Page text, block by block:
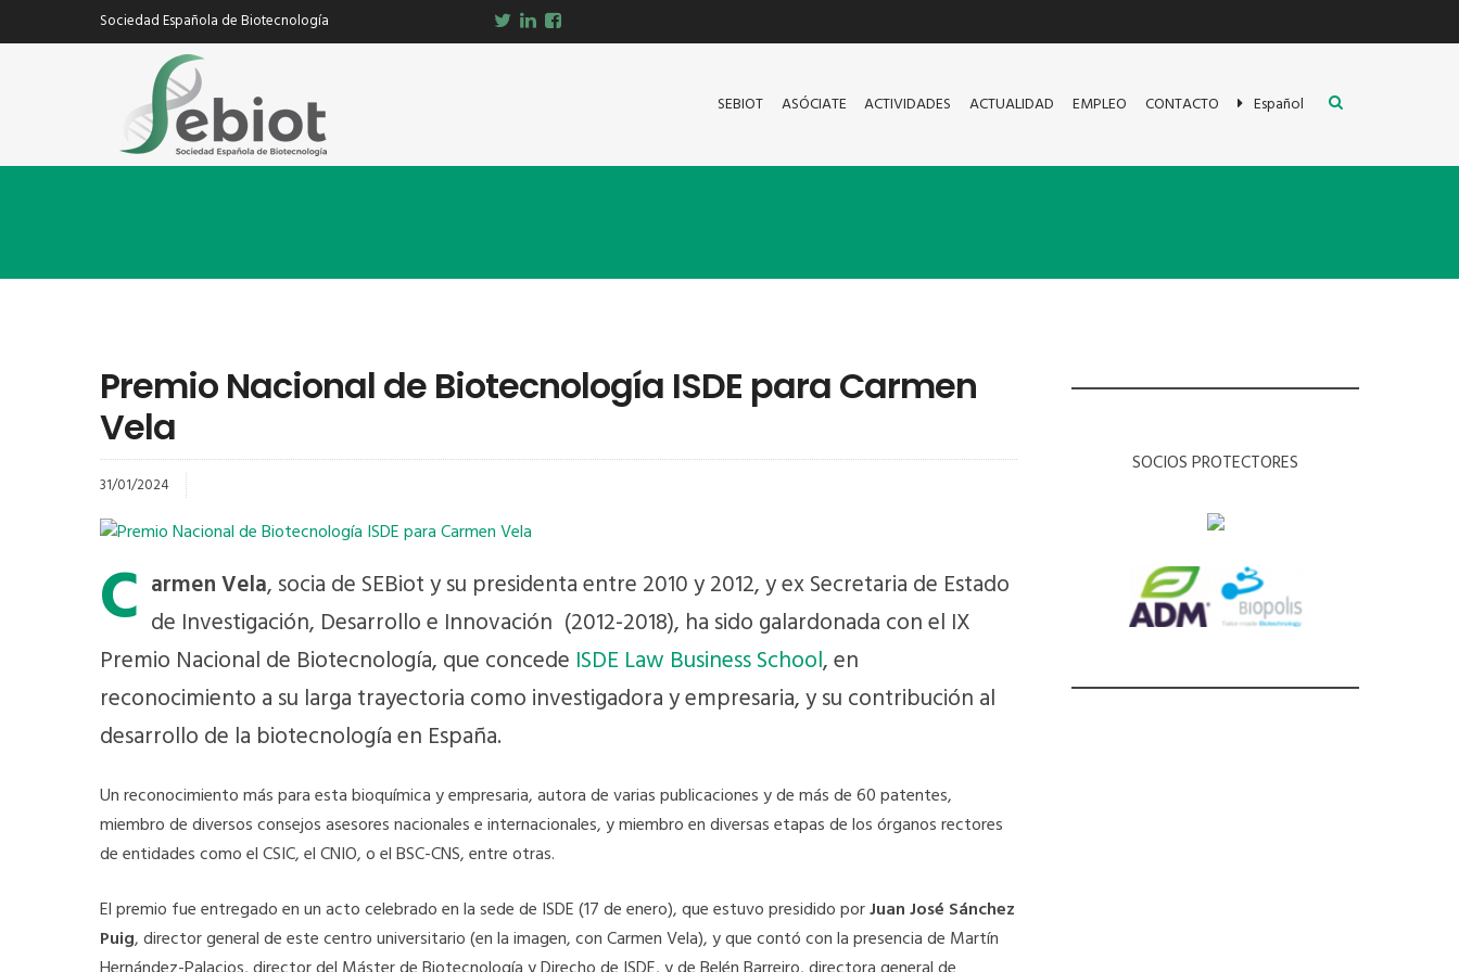
Sociedad Española de Biotecnología
SEBIOT ASÓCIATE ACTIVIDADES ACTUALIDAD EMPLEO CONTACTO Español
Premio Nacional de Biotecnología ISDE para Carmen
Vela
31/01/2024
C armen Vela, socia de SEBiot y su presidenta entre 2010 y 2012, y ex Secretaria de Estado
de Investigación, Desarrollo e Innovación (2012-2018), ha sido galardonada con el IX
Premio Nacional de Biotecnología, que concede ISDE Law Business School, en
reconocimiento a su larga trayectoria como investigadora y empresaria, y su contribución al
desarrollo de la biotecnología en España.
Un reconocimiento más para esta bioquímica y empresaria, autora de varias publicaciones y de más de 60 patentes,
miembro de diversos consejos asesores nacionales e internacionales, y miembro en diversas etapas de los órganos rectores
de entidades como el CSIC, el CNIO, o el BSC-CNS, entre otras.
El premio fue entregado en un acto celebrado en la sede de ISDE (17 de enero), que estuvo presidido porJuan José Sánchez
Puig, director general de este centro universitario (en la imagen, con Carmen Vela), y que contó con la presencia de Martín
SOCIOS PROTECTORES